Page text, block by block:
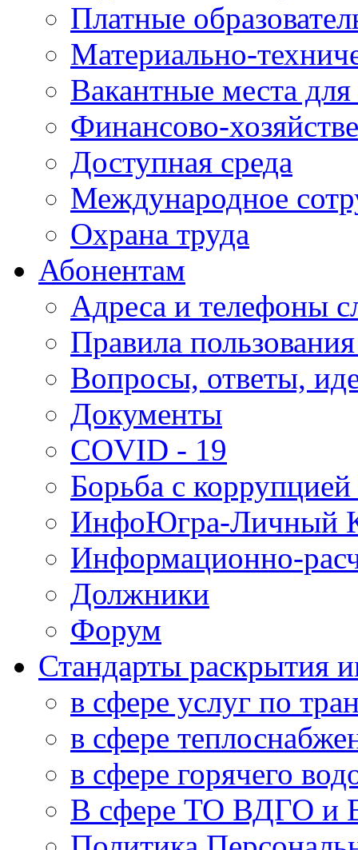
Платные
Материально-
Вакантные места
Финансово-
Доступная среда
Международное
Охрана труда
Абонентам
Адреса и телефоны
Правила
Вопросы, ответы,
Документы
COVID - 19
Борьба с
ИнфоЮгра-Личный
Информационно-
Должники
Форум
Стандарты раскрытия
в сфере услуг по
в сфере
в сфере горячего
В сфере ТО ВДГО и